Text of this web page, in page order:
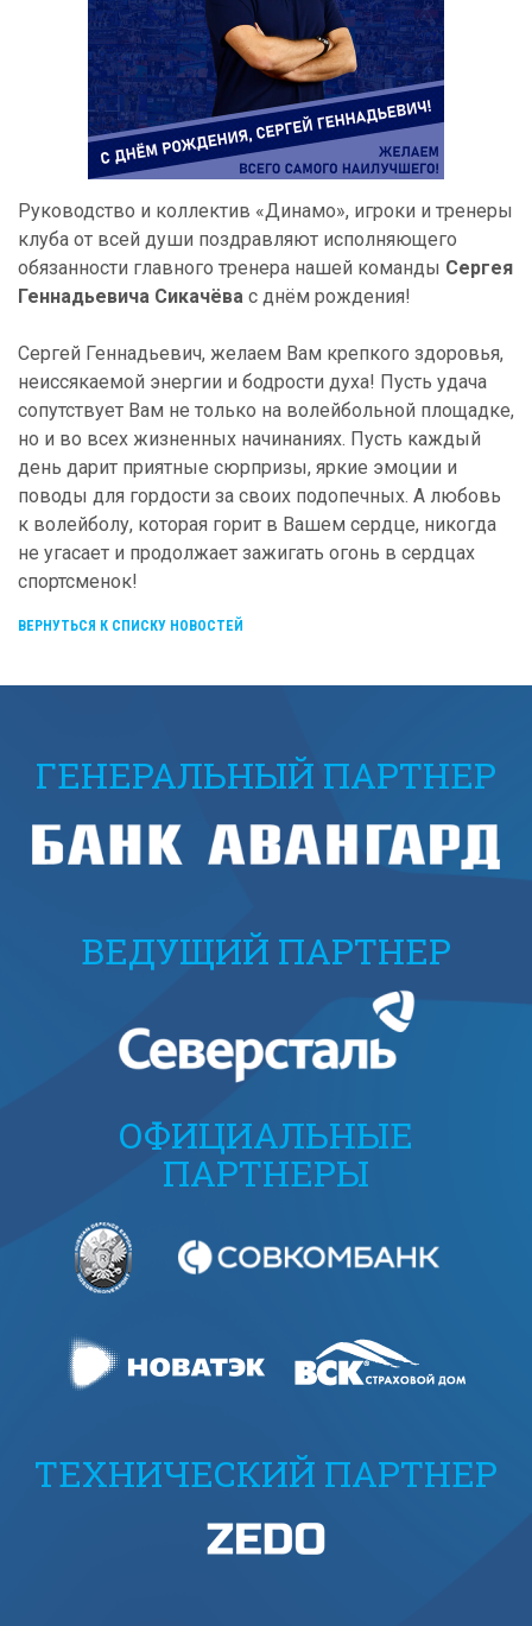
Руководство и коллектив «Динамо», игроки и тренеры
клуба от всей души поздравляют исполняющего
обязанности главного тренера нашей команды Сергея
Геннадьевича Сикачёва с днём рождения!
Сергей Геннадьевич, желаем Вам крепкого здоровья,
неиссякаемой энергии и бодрости духа! Пусть удача
сопутствует Вам не только на волейбольной площадке,
но и во всех жизненных начинаниях. Пусть каждый
день дарит приятные сюрпризы, яркие эмоции и
поводы для гордости за своих подопечных. А любовь
к волейболу, которая горит в Вашем сердце, никогда
не угасает и продолжает зажигать огонь в сердцах
спортсменок!
ВЕРНУТЬСЯ К СПИСКУ НОВОСТЕЙ
ГЕНЕРАЛЬНЫЙ ПАРТНЕР
ВЕДУЩИЙ ПАРТНЕР
ОФИЦИАЛЬНЫЕ
ПАРТНЕРЫ
ТЕХНИЧЕСКИЙ ПАРТНЕР